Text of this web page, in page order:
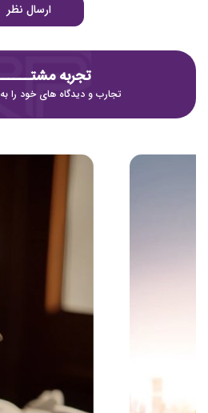
ارسال نظر
تجربه
تجارب و دیدگاه های خود را